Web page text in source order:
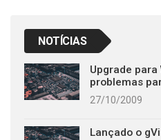
NOTÍCIAS
Upgrade para
problemas
27/10/2009
Lançado o